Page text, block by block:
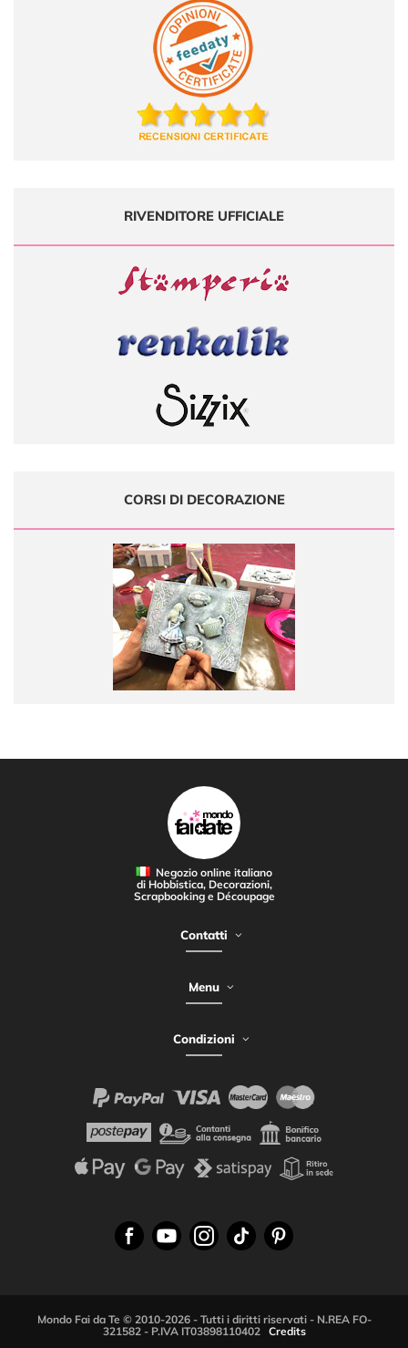
RIVENDITORE UFFICIALE
CORSI DI DECORAZIONE
Negozio online italiano
di Hobbistica, Decorazioni,
Scrapbooking e Découpage
Contatti
Menu
Condizioni
Mondo Fai da Te © 2010-2026 - Tutti i diritti riservati - N.REA FO-
321582 - P.IVA IT03898110402 Credits